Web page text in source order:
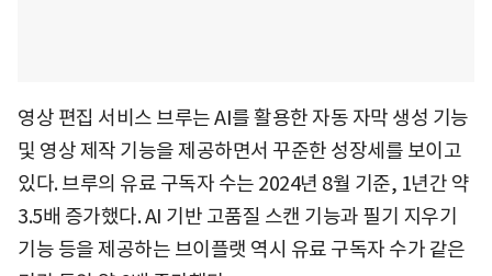
영상 편집 서비스 브루는 AI를 활용한 자동 자막 생성 기능
및 영상 제작 기능을 제공하면서 꾸준한 성장세를 보이고
있다. 브루의 유료 구독자 수는 2024년 8월 기준, 1년간 약
3.5배 증가했다. AI 기반 고품질 스캔 기능과 필기 지우기
기능 등을 제공하는 브이플랫 역시 유료 구독자 수가 같은